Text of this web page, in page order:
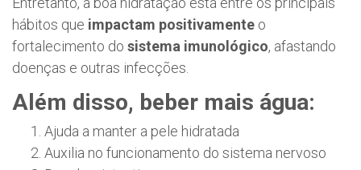
hábitos que impactam positivamente o
fortalecimento do sistema imunológico, afastando
doenças e outras infecções.
Além disso, beber mais água:
Ajuda a manter a pele hidratada
Auxilia no funcionamento do sistema nervoso